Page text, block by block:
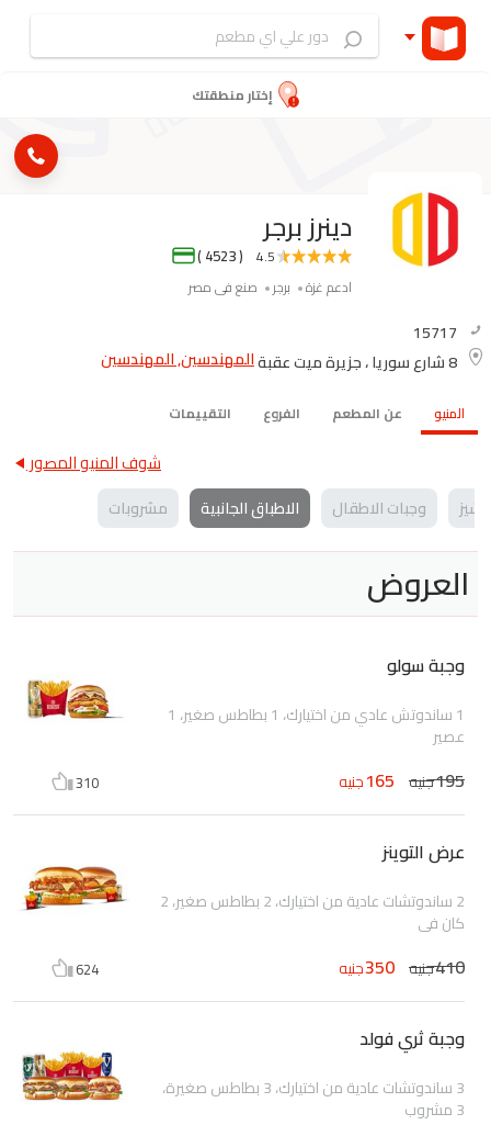
إختار منطقتك
دينرز برجر
4.5
( 4523 )
ادعم غزة برجر صنع فى مصر
15717
8 شارع سوريا ، جزيرة ميت عقبة
المهندسين, المهندسين
المنيو عن المطعم الفروع التقييمات
شوف المنيو المصور
وجبات الاطقال الاطباق الجانبية مشروبات
العروض
وجبة سولو
1 ساندوتش عادي من اختيارك، 1 بطاطس صغير، 1
عصير
195جنيه 165جنيه 310
عرض التوينز
2 ساندوتشات عادية من اختيارك، 2 بطاطس صغير، 2
كان في
410جنيه 350جنيه 624
وجبة ثري فولد
3 ساندوتشات عادية من اختيارك، 3 بطاطس صغيرة،
3 مشروب